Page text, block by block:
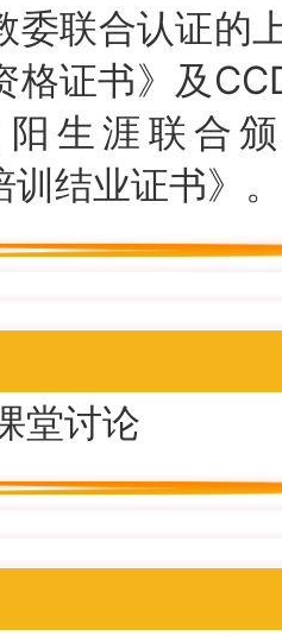
委联合认证的
格证书》及
生涯联合
结业证书》。
堂讨论